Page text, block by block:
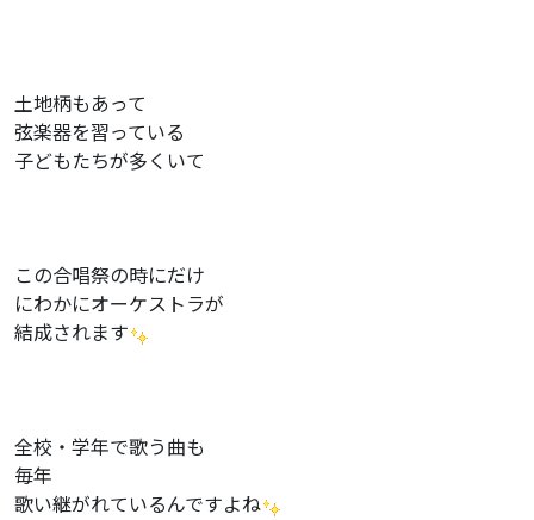
土地柄もあって
弦楽器を習っている
子どもたちが多くいて
この合唱祭の時にだけ
にわかにオーケストラが
結成されます
全校・学年で歌う曲も
毎年
歌い継がれているんですよね